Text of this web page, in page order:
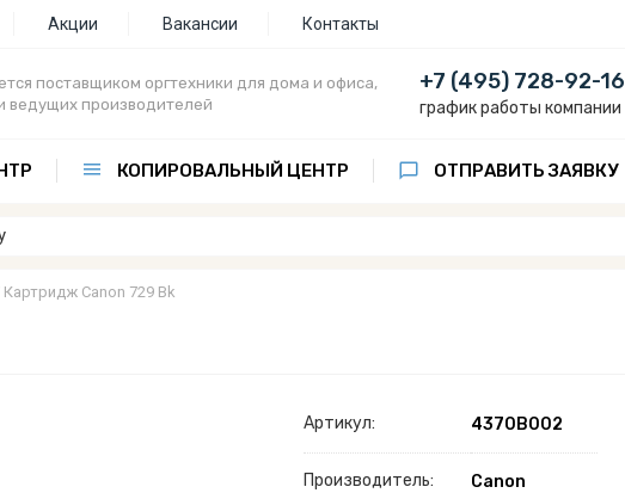
Акции Вакансии Контакты
поставщиком оргтехники для дома и офиса,
ведущих производителей
+7 (495) 728-92-16
график работы компании
КОПИРОВАЛЬНЫЙ ЦЕНТР ОТПРАВИТЬ ЗАЯВКУ
Картридж Canon 729 Bk
Артикул: 4370B002
Производитель: Canon